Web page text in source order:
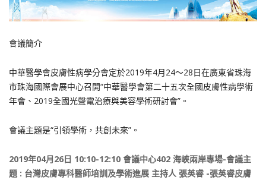
會議簡介
中華醫學會皮膚性病學分會定於2019年4月24～28日在廣東省珠海
市珠海國際會展中心召開“中華醫學會第二十五次全國皮膚性病學術
年會、 2019全國光聲電治療與美容學術研討會”。
會議主題是“引領學術，共創未來”。
2019年04月26日 10:10-12:10 會議中心402 海峽兩岸專場-會議主
題 : 台灣皮膚專科醫師培訓及學術進展 主持人 張英睿 -張英睿皮膚